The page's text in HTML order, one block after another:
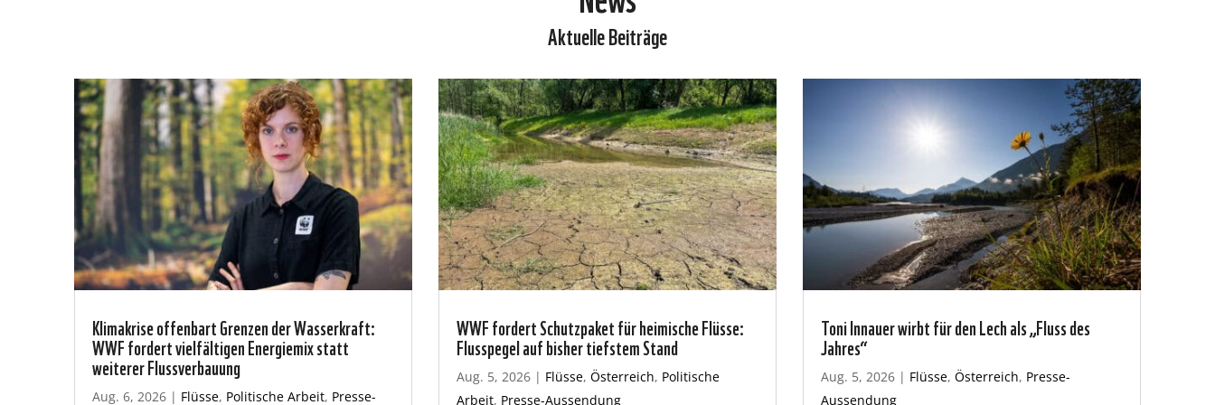
Aktuelle Beiträge
Klimakrise offenbart Grenzen der Wasserkraft:
WWF fordert vielfältigen Energiemix statt
weiterer Flussverbauung
Aug. 6, 2026 | Flüsse, Politische Arbeit, Presse-
WWF fordert Schutzpaket für heimische Flüsse:
Flusspegel auf bisher tiefstem Stand
Aug. 5, 2026| Flüsse, Österreich, Politische
Arbeit, Presse-Aussendung
Toni Innauer wirbt für den Lech als „Fluss des
Jahres“
Aug. 5, 2026| Flüsse, Österreich, Presse-
Aussendung